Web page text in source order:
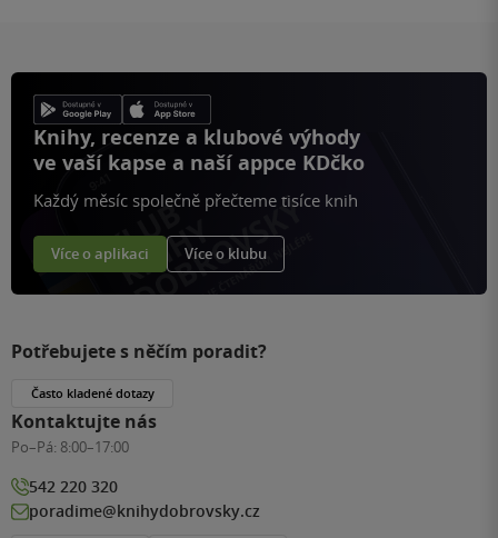
Knihy, recenze a klubové výhody
ve vaší kapse a naší appce KDčko
Každý měsíc společně přečteme tisíce knih
Více o aplikaci Více o klubu
Potřebujete s něčím poradit?
Často kladené dotazy
Kontaktujte nás
Po–Pá: 8:00–17:00
542 220 320
poradime@knihydobrovsky.cz